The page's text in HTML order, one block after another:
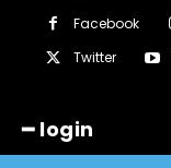
Facebook
Twitter
━ login